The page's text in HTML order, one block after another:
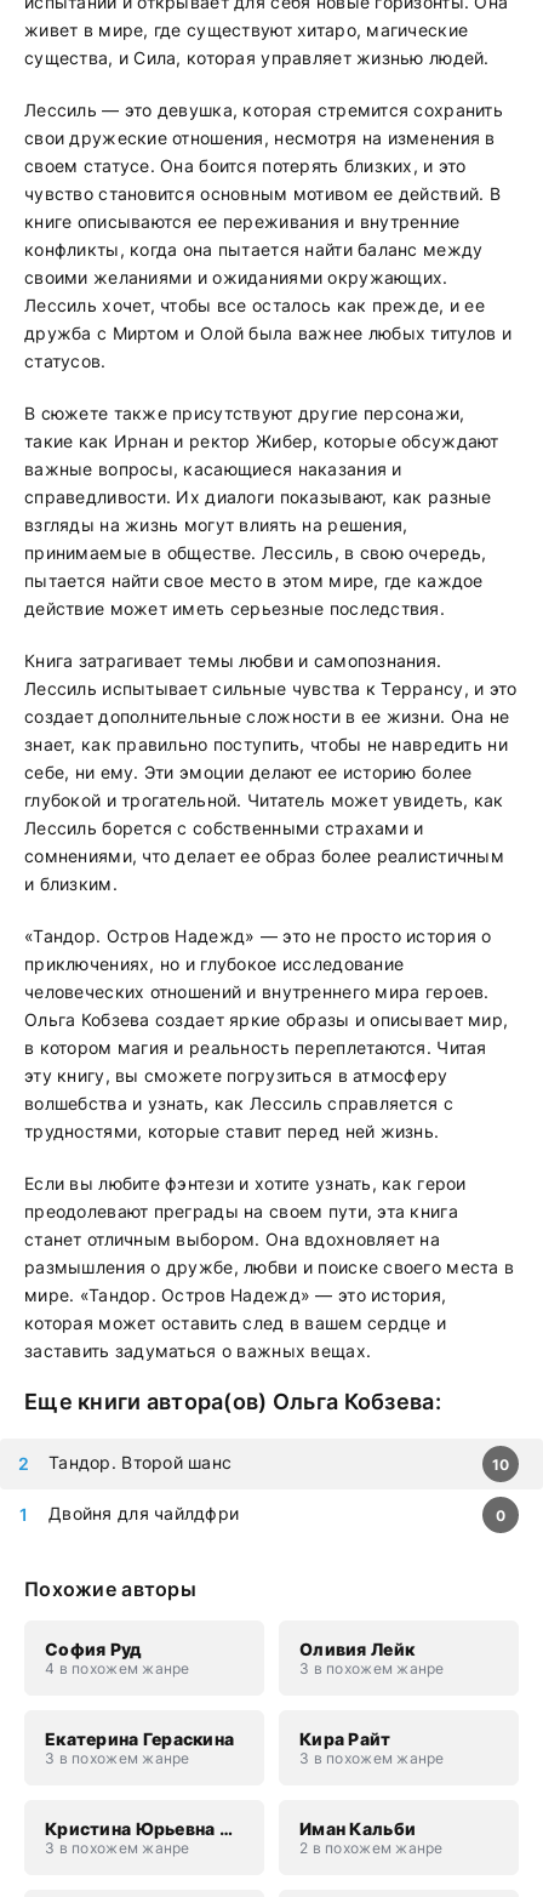
живет в мире, где существуют хитаро, магические
существа, и Сила, которая управляет жизнью людей.
Лессиль — это девушка, которая стремится сохранить
свои дружеские отношения, несмотря на изменения в
своем статусе. Она боится потерять близких, и это
чувство становится основным мотивом ее действий. В
книге описываются ее переживания и внутренние
конфликты, когда она пытается найти баланс между
своими желаниями и ожиданиями окружающих.
Лессиль хочет, чтобы все осталось как прежде, и ее
дружба с Миртом и Олой была важнее любых титулов и
статусов.
В сюжете также присутствуют другие персонажи,
такие как Ирнан и ректор Жибер, которые обсуждают
важные вопросы, касающиеся наказания и
справедливости. Их диалоги показывают, как разные
взгляды на жизнь могут влиять на решения,
принимаемые в обществе. Лессиль, в свою очередь,
пытается найти свое место в этом мире, где каждое
действие может иметь серьезные последствия.
Книга затрагивает темы любви и самопознания.
Лессиль испытывает сильные чувства к Террансу, и это
создает дополнительные сложности в ее жизни. Она не
знает, как правильно поступить, чтобы не навредить ни
себе, ни ему. Эти эмоции делают ее историю более
глубокой и трогательной. Читатель может увидеть, как
Лессиль борется с собственными страхами и
сомнениями, что делает ее образ более реалистичным
и близким.
«Тандор. Остров Надежд» — это не просто история о
приключениях, но и глубокое исследование
человеческих отношений и внутреннего мира героев.
Ольга Кобзева создает яркие образы и описывает мир,
в котором магия и реальность переплетаются. Читая
эту книгу, вы сможете погрузиться в атмосферу
волшебства и узнать, как Лессиль справляется с
трудностями, которые ставит перед ней жизнь.
Если вы любите фэнтези и хотите узнать, как герои
преодолевают преграды на своем пути, эта книга
станет отличным выбором. Она вдохновляет на
размышления о дружбе, любви и поиске своего места в
мире. «Тандор. Остров Надежд» — это история,
которая может оставить след в вашем сердце и
заставить задуматься о важных вещах.
Еще книги автора(ов) Ольга Кобзева:
Двойня для чайлдфри 0
Тандор. Второй шанс 10
Похожие авторы
София Руд
4 в похожем жанре
Оливия Лейк
3 в похожем жанре
Екатерина Гераскина
3 в похожем жанре
Кира Райт
3 в похожем жанре
Кристина Юрьевна Юраш
3 в похожем жанре
Иман Кальби
2 в похожем жанре